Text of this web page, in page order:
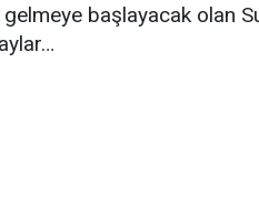
başlayacak olan